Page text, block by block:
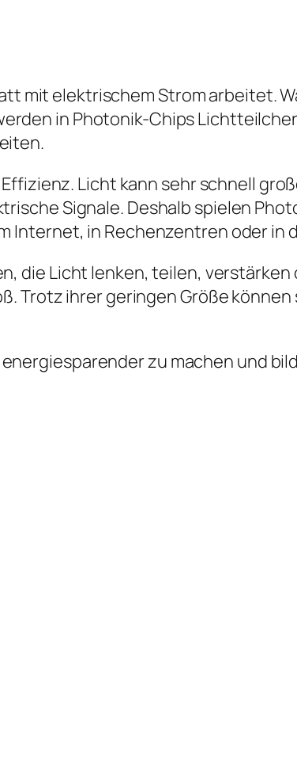
mit elektrischem Strom arbeitet.
in Photonik-Chips
Licht kann sehr schnell
Signale. Deshalb spielen
Internet, in Rechenzentren oder in
die Licht lenken, teilen, verstärken
Trotz ihrer geringen Größe können
zu machen und